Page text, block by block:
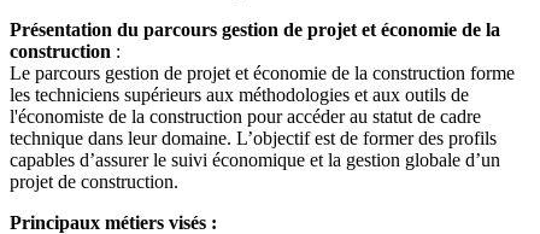
Présentation du parcours gestion de projet et économie de la
construction :
Le parcours gestion de projet et économie de la construction forme
les techniciens supérieurs aux méthodologies et aux outils de
l'économiste de la construction pour accéder au statut de cadre
technique dans leur domaine. L’objectif est de former des profils
capables d’assurer le suivi économique et la gestion globale d’un
projet de construction.
Principaux métiers visés :